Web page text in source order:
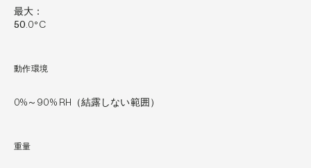
最大：
50.0°C
動作環境
0%～90% RH（結露しない範囲）
重量